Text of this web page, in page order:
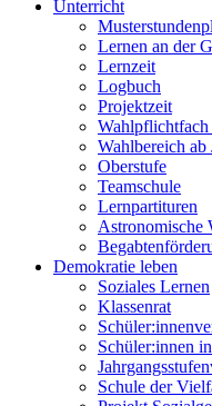
Unterricht
Lernen an der
Lernzeit
Logbuch
Projektzeit
Wahlpflichtfach
Wahlbereich ab
Oberstufe
Teamschule
Lernpartituren
Astronomische
Demokratie leben
Soziales Lernen
Klassenrat
Schüler:innen
Schule der